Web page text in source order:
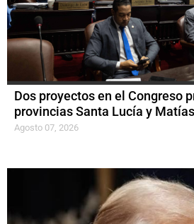
Dos proyectos en el Congreso
provincias Santa Lucía y
Agosto 07, 2026